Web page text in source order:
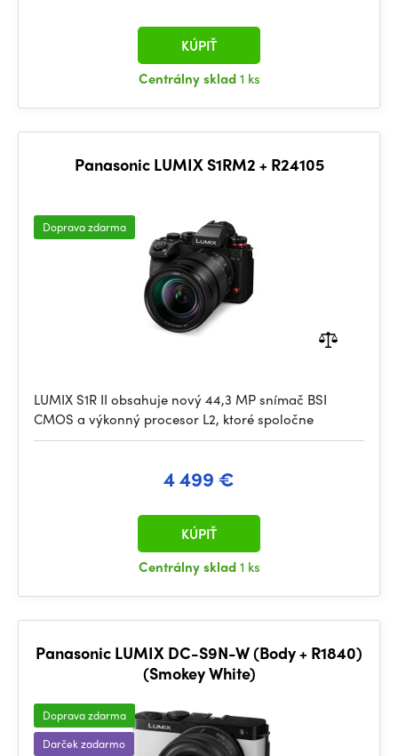
Centrálny sklad1 ks
KÚPIŤ
Panasonic LUMIX S1RM2 + R24105
Doprava zdarma
LUMIX S1R II obsahuje nový 44,3 MP snímač BSI
CMOS a výkonný procesor L2, ktoré spoločne
4 499 €
Centrálny sklad1 ks
KÚPIŤ
Panasonic LUMIX DC-S9N-W (Body + R1840)
(Smokey White)
Doprava zdarma
Darček zadarmo